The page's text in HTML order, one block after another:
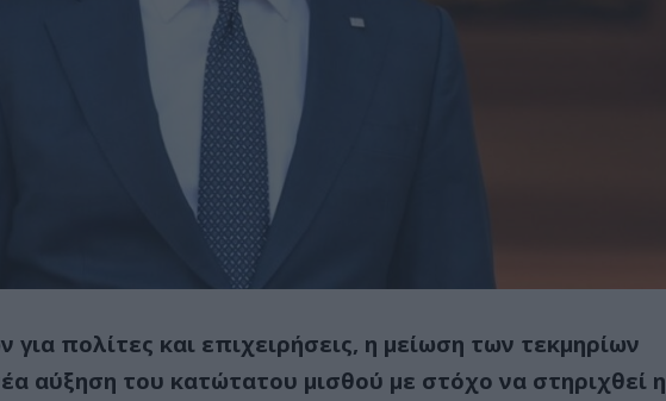
για πολίτες και επιχειρήσεις, η μείωση των τεκμηρίων
αύξηση του κατώτατου μισθού με στόχο να στηριχθεί η